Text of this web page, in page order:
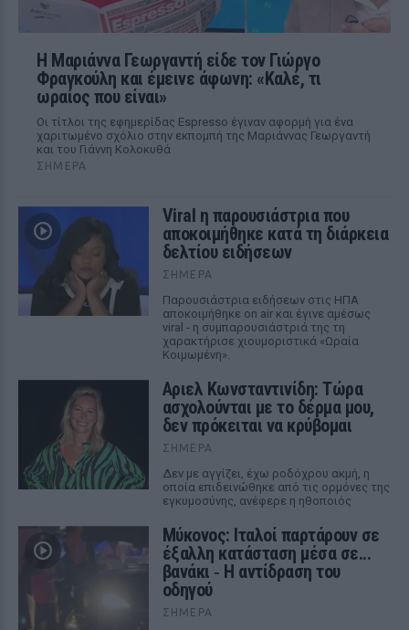
Η Μαριάννα Γεωργαντή είδε τον Γιώργο
Φραγκούλη και έμεινε άφωνη: «Καλέ, τι
ωραίος που είναι»
Οι τίτλοι της εφημερίδας Espresso έγιναν αφορμή για ένα
χαριτωμένο σχόλιο στην εκπομπή της Μαριάννας Γεωργαντή
και του Γιάννη Κολοκυθά
ΣΉΜΕΡΑ
Viral η παρουσιάστρια που
αποκοιμήθηκε κατά τη διάρκεια
δελτίου ειδήσεων
ΣΉΜΕΡΑ
Παρουσιάστρια ειδήσεων στις ΗΠΑ
αποκοιμήθηκε on air και έγινε αμέσως
viral - η συμπαρουσιάστριά της τη
χαρακτήρισε χιουμοριστικά «Ωραία
Κοιμωμένη».
Αριελ Κωνσταντινίδη: Τώρα
ασχολούνται με το δέρμα μου,
δεν πρόκειται να κρύβομαι
ΣΉΜΕΡΑ
Δεν με αγγίζει, έχω ροδόχρου ακμή, η
οποία επιδεινώθηκε από τις ορμόνες της
εγκυμοσύνης, ανέφερε η ηθοποιός
Μύκονος: Ιταλοί παρτάρουν σε
έξαλλη κατάσταση μέσα σε...
βανάκι ‑ Η αντίδραση του
οδηγού
ΣΉΜΕΡΑ